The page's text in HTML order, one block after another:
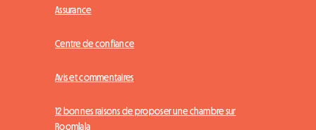
Assurance
Centre de confiance
Avis et commentaires
12 bonnes raisons de proposer une chambre sur
Roomlala